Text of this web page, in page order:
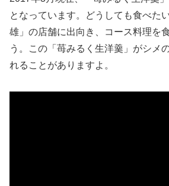
となっています。どうしても食べた
雄」の店舗に出向き、コース料理を
う。この「苺みるく生洋羹」がシメ
れることがありますよ。